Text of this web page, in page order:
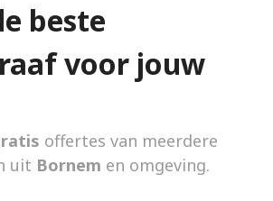
beste
voor jouw
offertes van meerdere
uit Bornem en omgeving.